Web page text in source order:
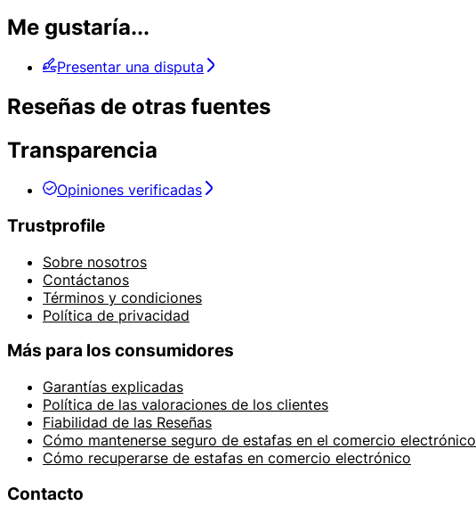
Me gustaría...
Presentar una disputa
Reseñas de otras fuentes
Transparencia
Opiniones verificadas
Trustprofile
Sobre nosotros
Contáctanos
Términos y condiciones
Política de privacidad
Más para los consumidores
Garantías explicadas
Política de las valoraciones de los clientes
Fiabilidad de las Reseñas
Cómo mantenerse seguro de estafas en el comercio electrónico
Cómo recuperarse de estafas en comercio electrónico
Contacto